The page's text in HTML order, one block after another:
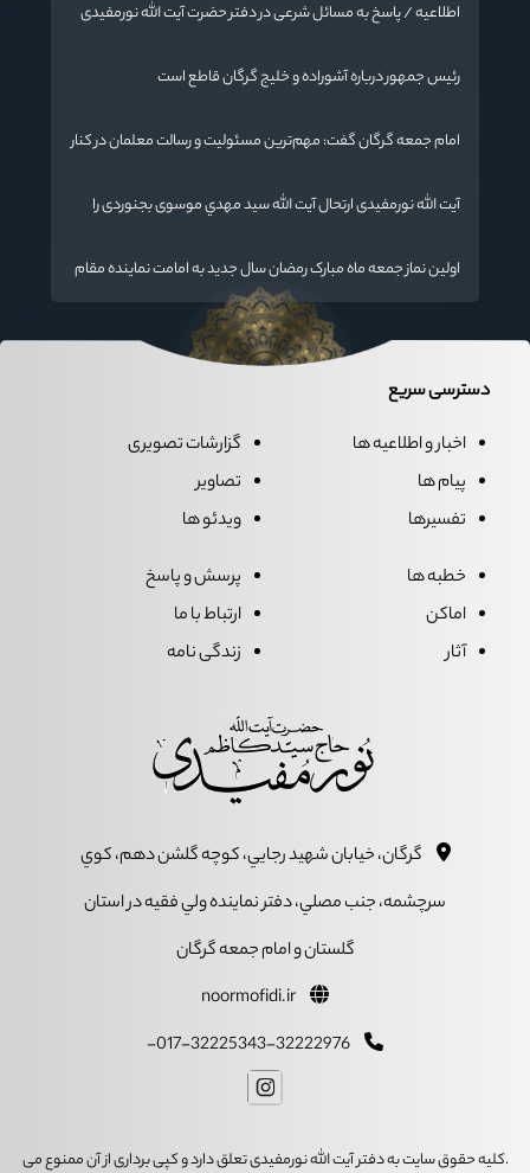
اطلاعیه / پاسخ به مسائل شرعی در دفتر حضرت آیت الله نورمفیدی
رئیس جمهور درباره آشوراده و خلیج گرگان قاطع است
امام جمعه گرگان گفت: مهم‌ترین مسئولیت و رسالت معلمان در کنار
مفید برای آینده ایران اسلامی است.
آیت الله نورمفیدی ارتحال آیت الله سيد مهدي موسوی بجنوردی را
اولین نماز جمعه ماه مبارک رمضان سال جدید به امامت نماینده مقام
معظم رهبری دراستان گلستان اقامه می گردد.
دسترسی سریع
اخبار و اطلاعیه ها
پیام ها
تفسیرها
گزارشات تصویری
تصاویر
ویدئو ها
خطبه ها
اماکن
آثار
پرسش و پاسخ
ارتباط با ما
زندگی نامه
گرگان، خيابان شهيد رجايي، کوچه گلشن دهم، کوي
سرچشمه، جنب مصلي، دفتر نماينده ولي فقيه در استان
گلستان و امام جمعه گرگان
.کلیه حقوق سایت به دفتر آیت الله نورمفیدی تعلق دارد و کپی برداری از آن ممنوع می